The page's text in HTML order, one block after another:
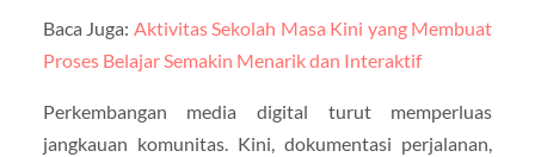
Baca Juga: Aktivitas Sekolah Masa Kini yang Membuat
Proses Belajar Semakin Menarik dan Interaktif
Perkembangan media digital turut memperluas
jangkauan komunitas. Kini, dokumentasi perjalanan,